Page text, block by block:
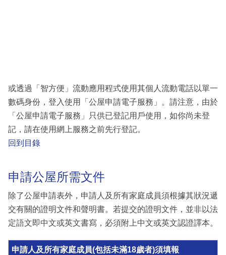
或透過「智方便」流動應用程式使用其個人流動電話以單一
數碼身份，登入使用「公屋申請電子服務」。請注意，由於
「公屋申請電子服務」只供已登記用戶使用，如你尚未登
記，請在使用網上服務之前先行登記。
回到目錄
申請公屋所需文件
除了公屋申請表外，申請人及所有家庭成員須根據其狀況遞
交有關的證明文件和聲明書。若提交的證明文件，並非以法
定語文即中文或英文書寫，必須附上中文或英文認證譯本。
申請人及所有家庭成員(包括未滿18歲者)須填報